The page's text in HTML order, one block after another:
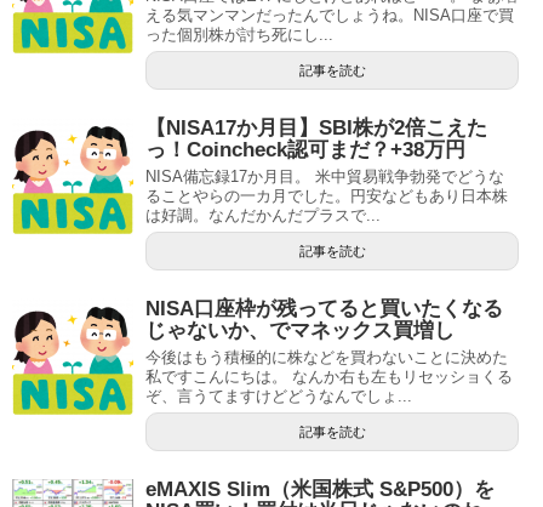
える気マンマンだったんでしょうね。NISA口座で買
った個別株が討ち死にし...
記事を読む
【NISA17か月目】SBI株が2倍こえた
っ！Coincheck認可まだ？+38万円
NISA備忘録17か月目。 米中貿易戦争勃発でどうな
ることやらの一カ月でした。円安などもあり日本株
は好調。なんだかんだプラスで...
記事を読む
NISA口座枠が残ってると買いたくなる
じゃないか、でマネックス買増し
今後はもう積極的に株などを買わないことに決めた
私ですこんにちは。 なんか右も左もリセッショくる
ぞ、言うてますけどどうなんでしょ...
記事を読む
eMAXIS Slim（米国株式 S&P500）を